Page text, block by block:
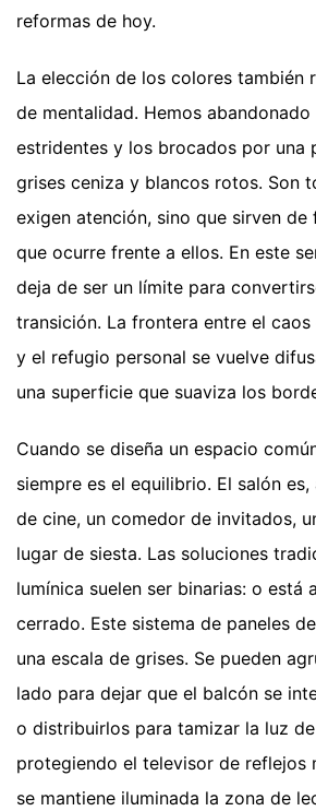
reformas de hoy.
La elección de los colores también
de mentalidad. Hemos
estridentes y los brocados por una
grises ceniza y blancos rotos. Son
exigen atención, sino que sirven
que ocurre frente a ellos. En este
deja de ser un límite para
transición. La frontera entre el
y el refugio personal se vuelve
una superficie que suaviza los
Cuando se diseña un espacio
siempre es el equilibrio. El salón es,
de cine, un comedor de invitados,
lugar de siesta. Las soluciones
lumínica suelen ser binarias: o está
cerrado. Este sistema de paneles
una escala de grises. Se pueden
lado para dejar que el balcón se
o distribuirlos para tamizar la luz
protegiendo el televisor de reflejos
se mantiene iluminada la zona de